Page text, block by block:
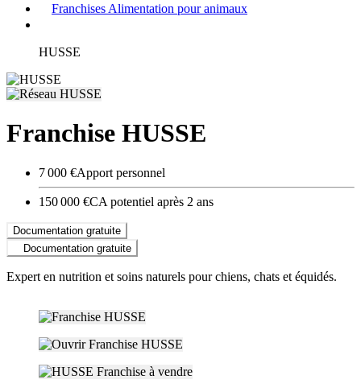
Franchises Alimentation pour animaux
HUSSE
Franchise HUSSE
7 000 €Apport personnel
150 000 €CA potentiel après 2 ans
Documentation gratuite
Documentation gratuite
Expert en nutrition et soins naturels pour chiens, chats et équidés.